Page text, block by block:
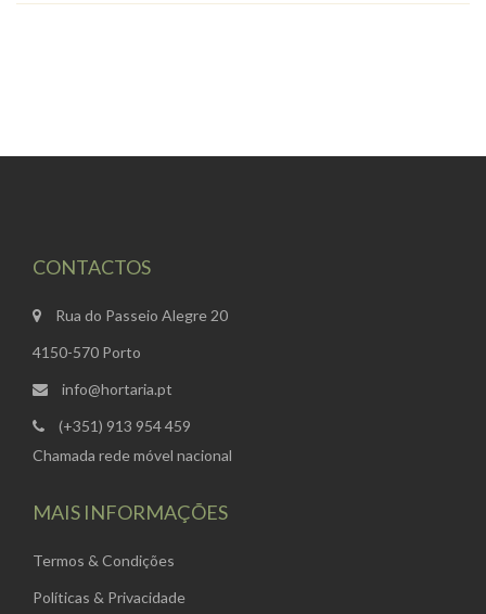
CONTACTOS
Rua do Passeio Alegre 20
4150-570 Porto
info@hortaria.pt
(+351) 913 954 459
Chamada rede móvel nacional
MAIS INFORMAÇÕES
Termos & Condições
Políticas & Privacidade